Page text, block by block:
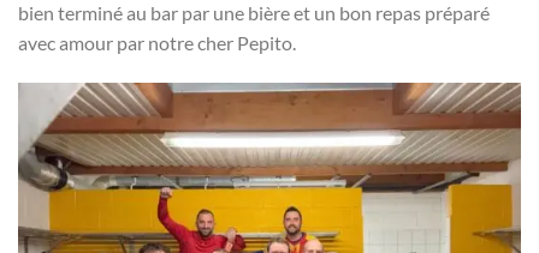
bien terminé au bar par une bière et un bon repas préparé
avec amour par notre cher Pepito.